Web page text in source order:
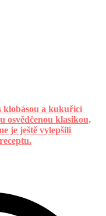
klobásou a kukuřicí
osvědčenou klasikou,
je ještě vylepšili